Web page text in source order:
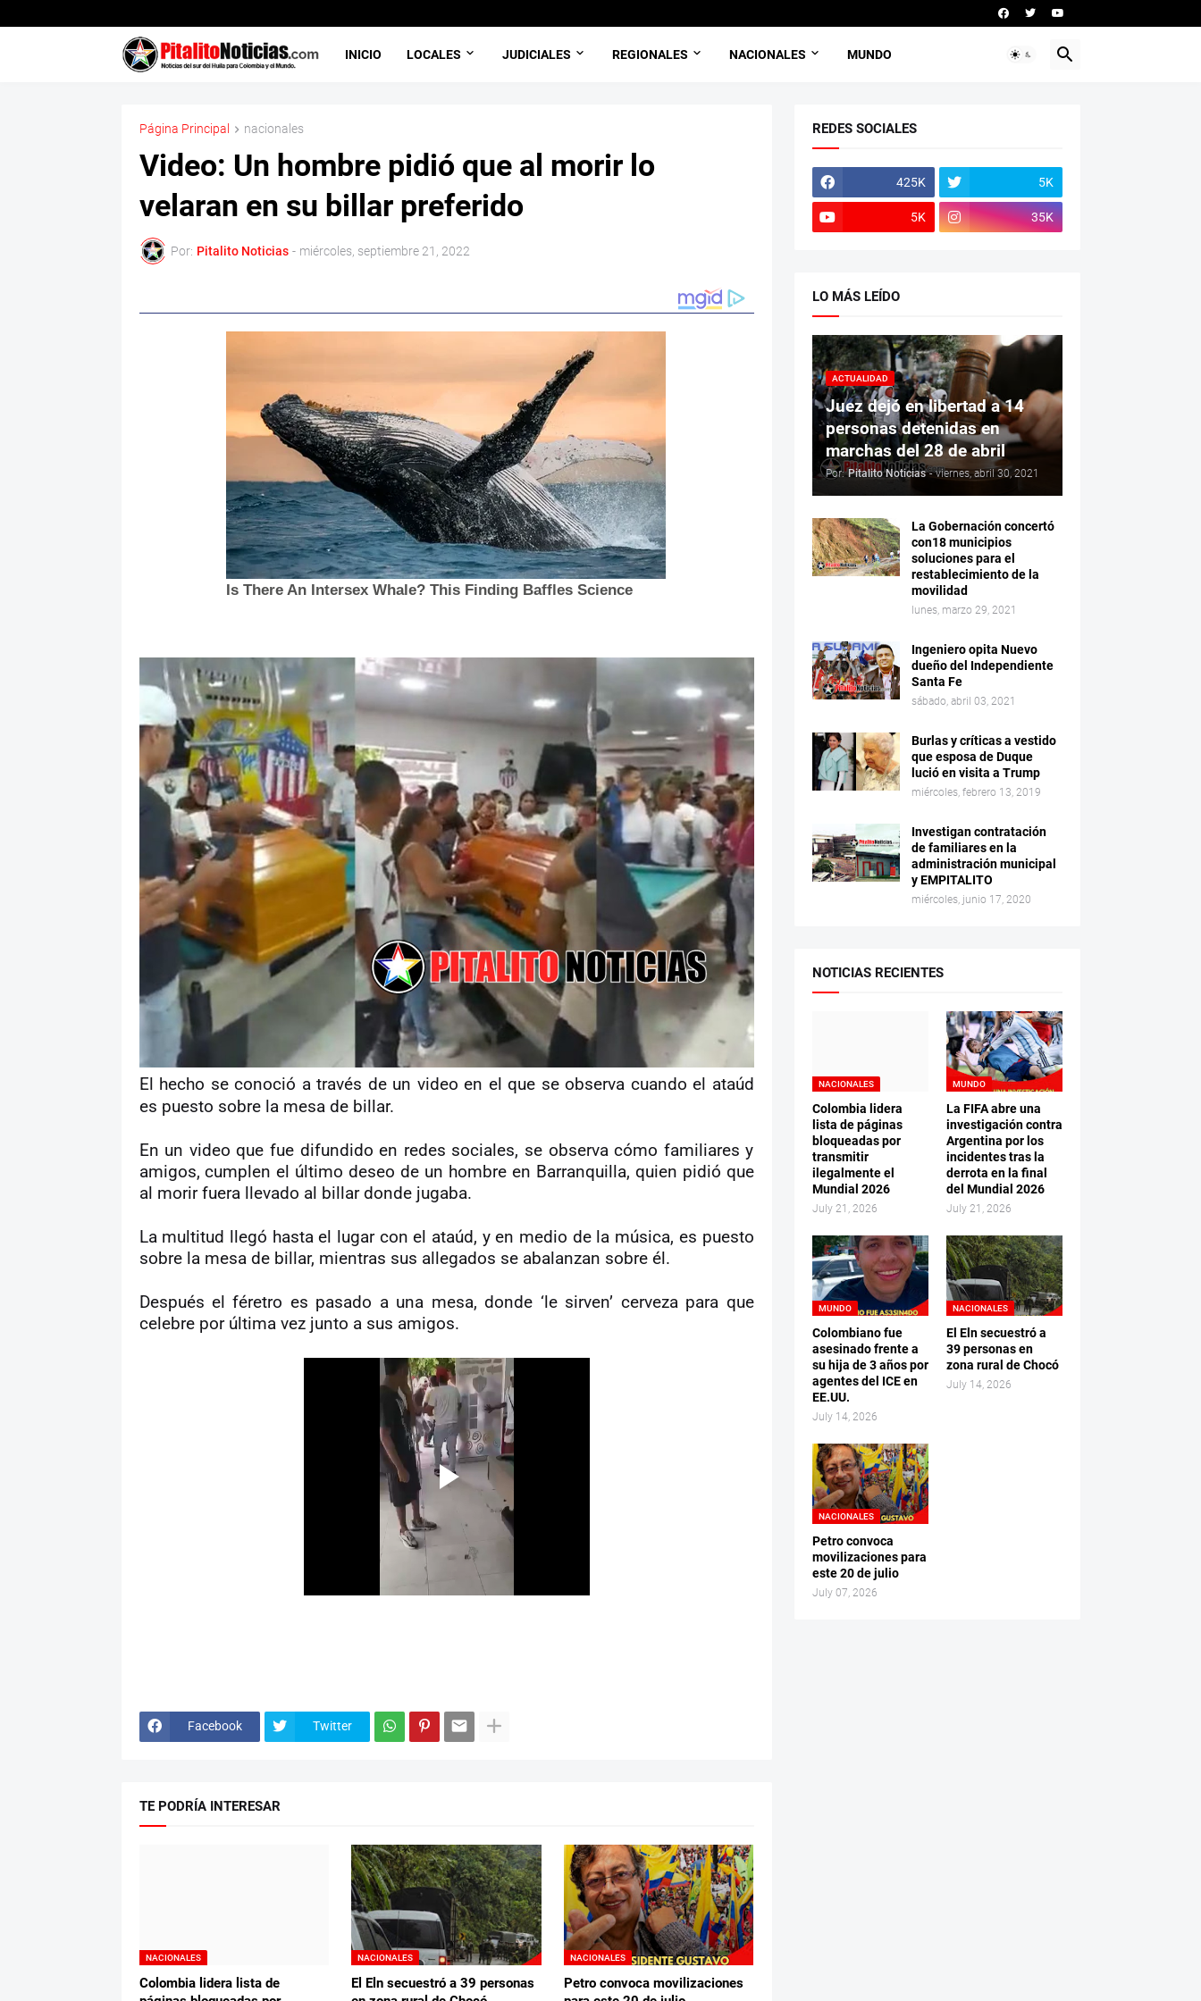
INICIO LOCALES JUDICIALES REGIONALES NACIONALES MUNDO
Página Principal nacionales
Video: Un hombre pidió que al morir lo
velaran en su billar preferido
Por: Pitalito Noticias - miércoles, septiembre 21, 2022
El hecho se conoció a través de un video en el que se observa cuando el ataúd
es puesto sobre la mesa de billar.
En un video que fue difundido en redes sociales, se observa cómo familiares y
amigos, cumplen el último deseo de un hombre en Barranquilla, quien pidió que
al morir fuera llevado al billar donde jugaba.
La multitud llegó hasta el lugar con el ataúd, y en medio de la música, es puesto
sobre la mesa de billar, mientras sus allegados se abalanzan sobre él.
Después el féretro es pasado a una mesa, donde ‘le sirven’ cerveza para que
celebre por última vez junto a sus amigos.
Facebook Twitter
TE PODRÍA INTERESAR
NACIONALES
Colombia lidera lista de
NACIONALES
El Eln secuestró a 39 personas
NACIONALES
Petro convoca movilizaciones
REDES SOCIALES
425K 5K
5K 35K
LO MÁS LEÍDO
ACTUALIDAD
Juez dejó en libertad a 14
personas detenidas en
marchas del 28 de abril
Por: Pitalito Noticias - viernes, abril 30, 2021
La Gobernación concertó
con18 municipios
soluciones para el
restablecimiento de la
movilidad
lunes, marzo 29, 2021
Ingeniero opita Nuevo
dueño del Independiente
Santa Fe
sábado, abril 03, 2021
Burlas y críticas a vestido
que esposa de Duque
lució en visita a Trump
miércoles, febrero 13, 2019
Investigan contratación
de familiares en la
administración municipal
y EMPITALITO
miércoles, junio 17, 2020
NOTICIAS RECIENTES
NACIONALES
Colombia lidera
lista de páginas
bloqueadas por
transmitir
ilegalmente el
Mundial 2026
July 21, 2026
MUNDO
La FIFA abre una
investigación contra
Argentina por los
incidentes tras la
derrota en la final
del Mundial 2026
July 21, 2026
MUNDO
Colombiano fue
asesinado frente a
su hija de 3 años por
agentes del ICE en
EE.UU.
July 14, 2026
NACIONALES
El Eln secuestró a
39 personas en
zona rural de Chocó
July 14, 2026
NACIONALES
Petro convoca
movilizaciones para
este 20 de julio
July 07, 2026